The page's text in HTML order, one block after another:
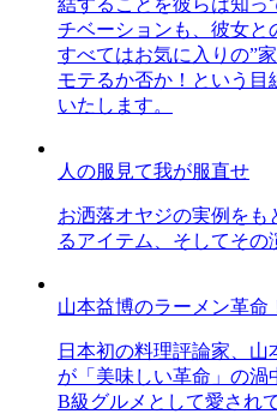
結することを彼らは知っ
チベーションも、彼女と
すべてはお気に入りの”
モテるか否か！という
いたします。
人の服見て我が服直せ
お洒落オヤジの実例をも
るアイテム、そしてその
山本益博のラーメン革命
日本初の料理評論家、
が「美味しい革命」の渦
B級グルメとして愛され